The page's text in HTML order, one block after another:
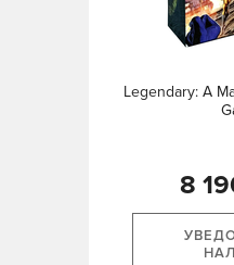
Legendary: A
8